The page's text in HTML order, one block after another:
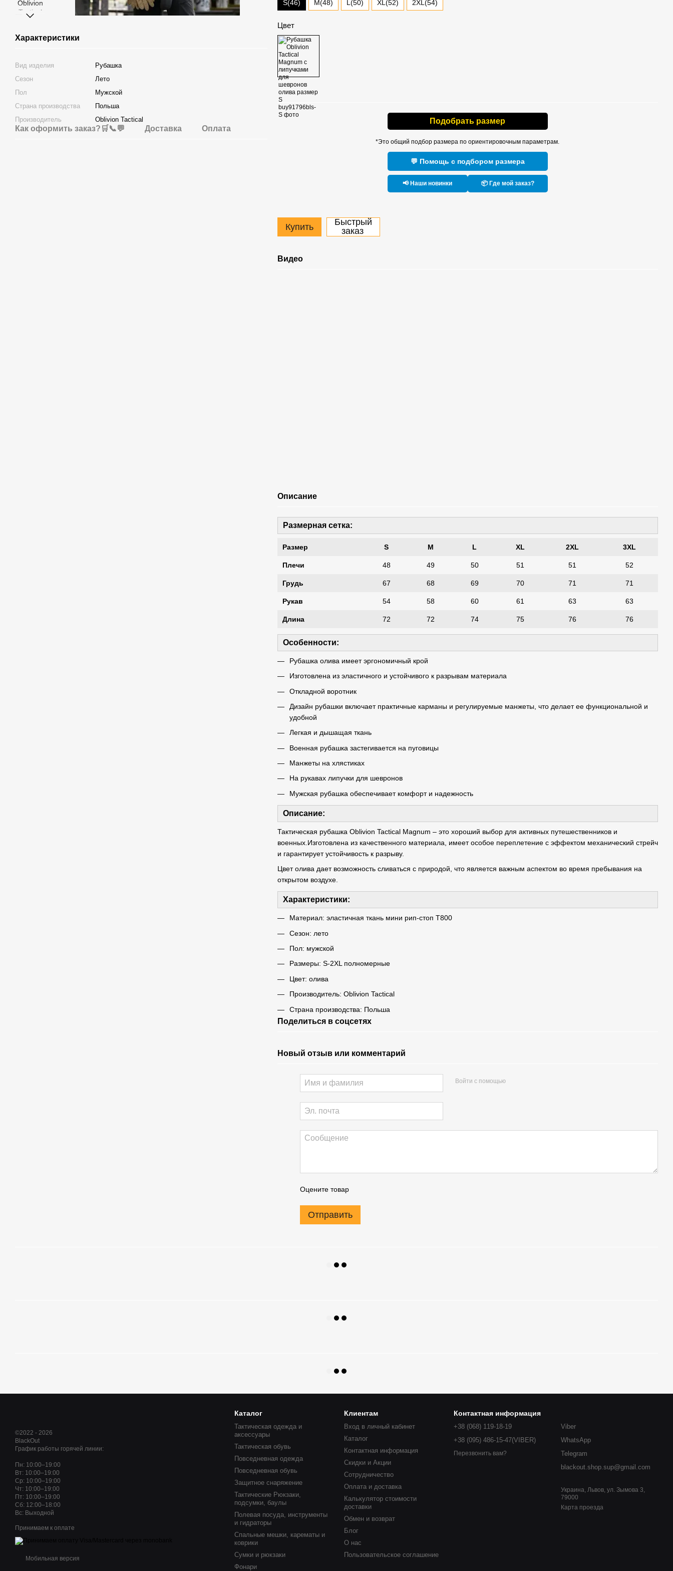
Характеристики
Вид изделия
Рубашка
Сезон
Лето
Пол
Мужской
Страна производства
Польша
Производитель
Oblivion Tactical
Как оформить заказ?🛒📞💬 Доставка Оплата
S(46) M(48) L(50) XL(52) 2XL(54)
Цвет
Подобрать размер
*Это общий подбор размера по ориентировочным параметрам.
💬 Помощь с подбором размера
📢 Наши новинки 📦 Где мой заказ?
Купить
Быстрый
заказ
Видео
Описание
Размерная сетка:
Размер S M L XL 2XL 3XL
Плечи 48 49 50 51 51 52
Грудь 67 68 69 70 71 71
Рукав 54 58 60 61 63 63
Длина 72 72 74 75 76 76
Особенности:
Рубашка олива имеет эргономичный крой
Изготовлена ​​из эластичного и устойчивого к разрывам материала
Откладной воротник
Дизайн рубашки включает практичные карманы и регулируемые манжеты, что делает ее функциональной и
удобной
Легкая и дышащая ткань
Военная рубашка застегивается на пуговицы
Манжеты на хлястиках
На рукавах липучки для шевронов
Мужская рубашка обеспечивает комфорт и надежность
Описание:
Тактическая рубашка Oblivion Tactical Magnum – это хороший выбор для активных путешественников и
военных.Изготовлена ​​из качественного материала, имеет особое переплетение с эффектом механический стрейч
и гарантирует устойчивость к разрыву.
Цвет олива дает возможность сливаться с природой, что является важным аспектом во время пребывания на
открытом воздухе.
Характеристики:
Материал: эластичная ткань мини рип-стоп Т800
Сезон: лето
Пол: мужской
Размеры: S-2XL полномерные
Цвет: олива
Производитель: Oblivion Tactical
Страна производства: Польша
Поделиться в соцсетях
Новый отзыв или комментарий
Войти с помощью
Оцените товар
Отправить
©2022 - 2026
BlackOut
График работы горячей линии:
Пн: 10:00–19:00
Вт: 10:00–19:00
Ср: 10:00–19:00
Чт: 10:00–19:00
Пт: 10:00–19:00
Сб: 12:00–18:00
Вс: Выходной
Принимаем к оплате
Мобильная версия
Каталог
Тактическая одежда и
аксессуары
Тактическая обувь
Повседневная одежда
Повседневная обувь
Защитное снаряжение
Тактические Рюкзаки,
подсумки, баулы
Полевая посуда, инструменты
и гидраторы
Спальные мешки, карематы и
коврики
Сумки и рюкзаки
Фонари
Клиентам
Вход в личный кабинет
Каталог
Контактная информация
Скидки и Акции
Сотрудничество
Оплата и доставка
Калькулятор стоимости
доставки
Обмен и возврат
Блог
О нас
Пользовательское соглашение
Контактная информация
+38 (068) 119-18-19
+38 (095) 486-15-47(VIBER)
Перезвонить вам?
Viber
WhatsApp
Telegram
blackout.shop.sup@gmail.com
Украина, Львов, ул. Зымова 3,
79000
Карта проезда